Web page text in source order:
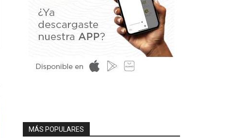
MÁS POPULARES